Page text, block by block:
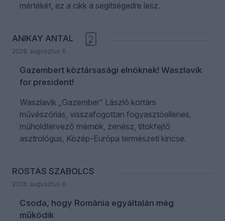
mértékét, ez a cikk a segítségedre lesz.
ANIKAY ANTAL
2026. augusztus 6.
2
Gazembert köztársasági elnöknek! Waszlavik
for president!
Waszlavik „Gazember” László kortárs
művészóriás, visszafogottan fogyasztóellenes,
műholdtervező mérnök, zenész, titokfejtő
asztrológus, Közép-Európa természeti kincse.
ROSTÁS SZABOLCS
2026. augusztus 6.
Csoda, hogy Románia egyáltalán még
működik